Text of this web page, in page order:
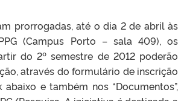
prorrogadas, até o dia 2 de abril às
(Campus Porto – sala 409), os
do 2º semestre de 2012 poderão
através do formulário de inscrição
e também nos “Documentos”,